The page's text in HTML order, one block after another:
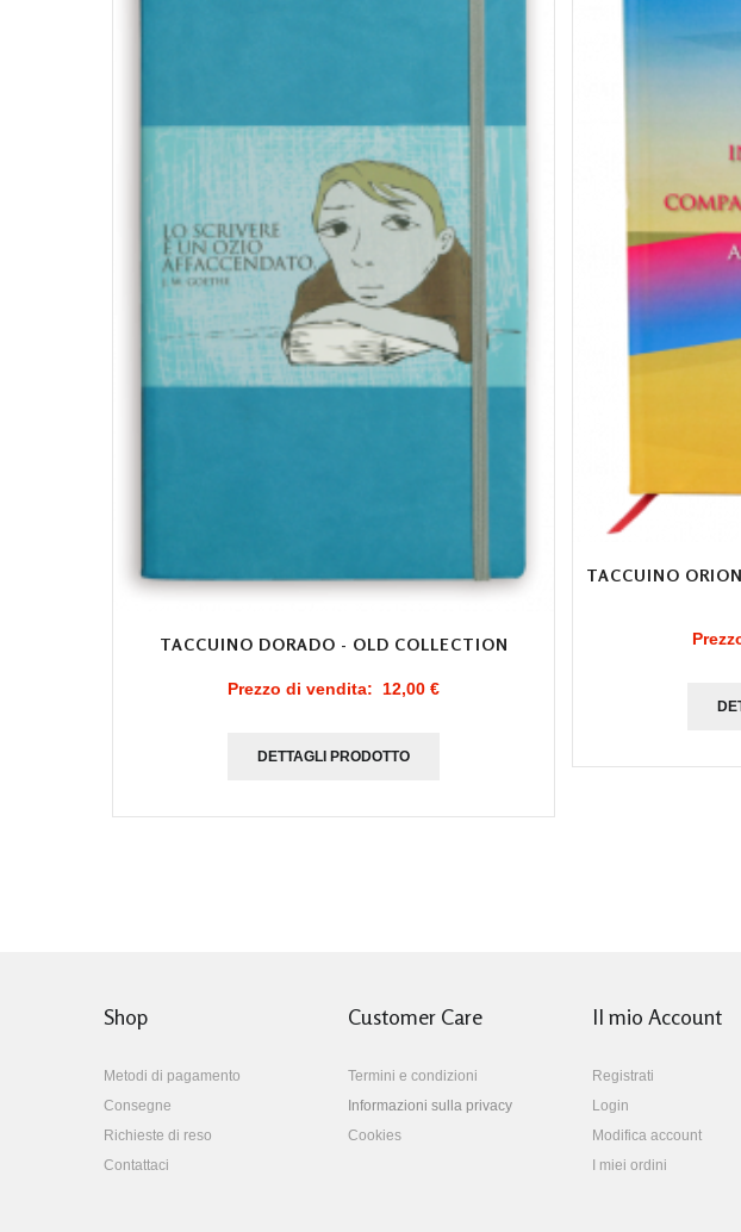
TACCUINO DORADO - OLD COLLECTION
Prezzo di vendita: 12,00 €
DETTAGLI PRODOTTO
TACCUINO
Shop
Metodi di pagamento
Consegne
Richieste di reso
Contattaci
Customer Care
Termini e condizioni
Informazioni sulla privacy
Cookies
Il mio Account
Registrati
Login
Modifica account
I miei ordini